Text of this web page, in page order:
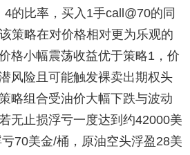
的比率，买入1手call@70的同
策略在对价格相对更为乐观的
格小幅震荡收益优于策略1，价
风险且可能触发裸卖出期权头
略组合受油价大幅下跌与波动
无止损浮亏一度达到约42000美
70美金/桶，原油空头浮盈28美